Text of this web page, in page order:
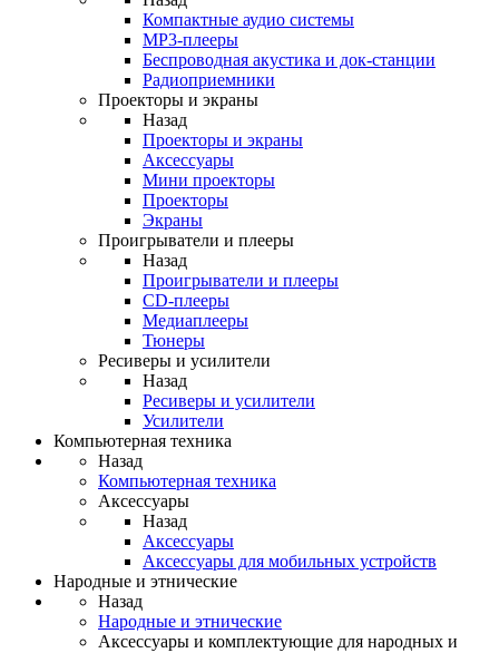
Компактные аудио системы
MP3-плееры
Беспроводная акустика и док-станции
Радиоприемники
Проекторы и экраны
Назад
Проекторы и экраны
Аксессуары
Мини проекторы
Проекторы
Экраны
Проигрыватели и плееры
Назад
Проигрыватели и плееры
CD-плееры
Медиаплееры
Тюнеры
Ресиверы и усилители
Назад
Ресиверы и усилители
Усилители
Компьютерная техника
Назад
Компьютерная техника
Аксессуары
Назад
Аксессуары
Аксессуары для мобильных устройств
Народные и этнические
Назад
Народные и этнические
Аксессуары и комплектующие для народных и